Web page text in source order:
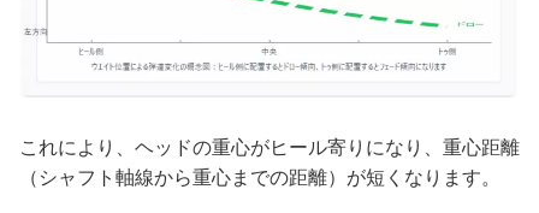
これにより、ヘッドの重心がヒール寄りになり、重心距離
（シャフト軸線から重心までの距離）が短くなります。